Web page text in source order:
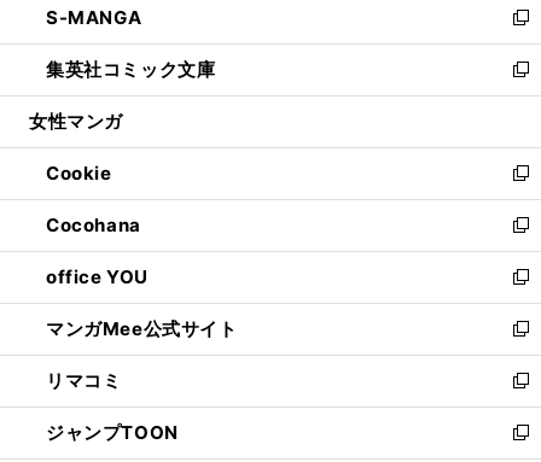
く
で
開
く
ド
ウ
で
開
ィ
ン
ド
ウ
開
く
い
ウ
ィ
ン
ウ
で
開
く
S-MANGA
新
し
い
ウ
ン
ド
ウ
で
開
く
集英社コミック文庫
新
し
ウ
ィ
ン
ド
ウ
で
開
く
女性マンガ
Cookie
新
し
い
ウ
ィ
ン
ド
ウ
で
開
く
Cocohana
新
し
い
ウ
ィ
ン
ド
ウ
で
office YOU
新
し
い
ウ
ィ
ン
ド
マンガMee公式サイト
新
し
い
ウ
ィ
リマコミ
新
し
い
ジャンプTOON
新